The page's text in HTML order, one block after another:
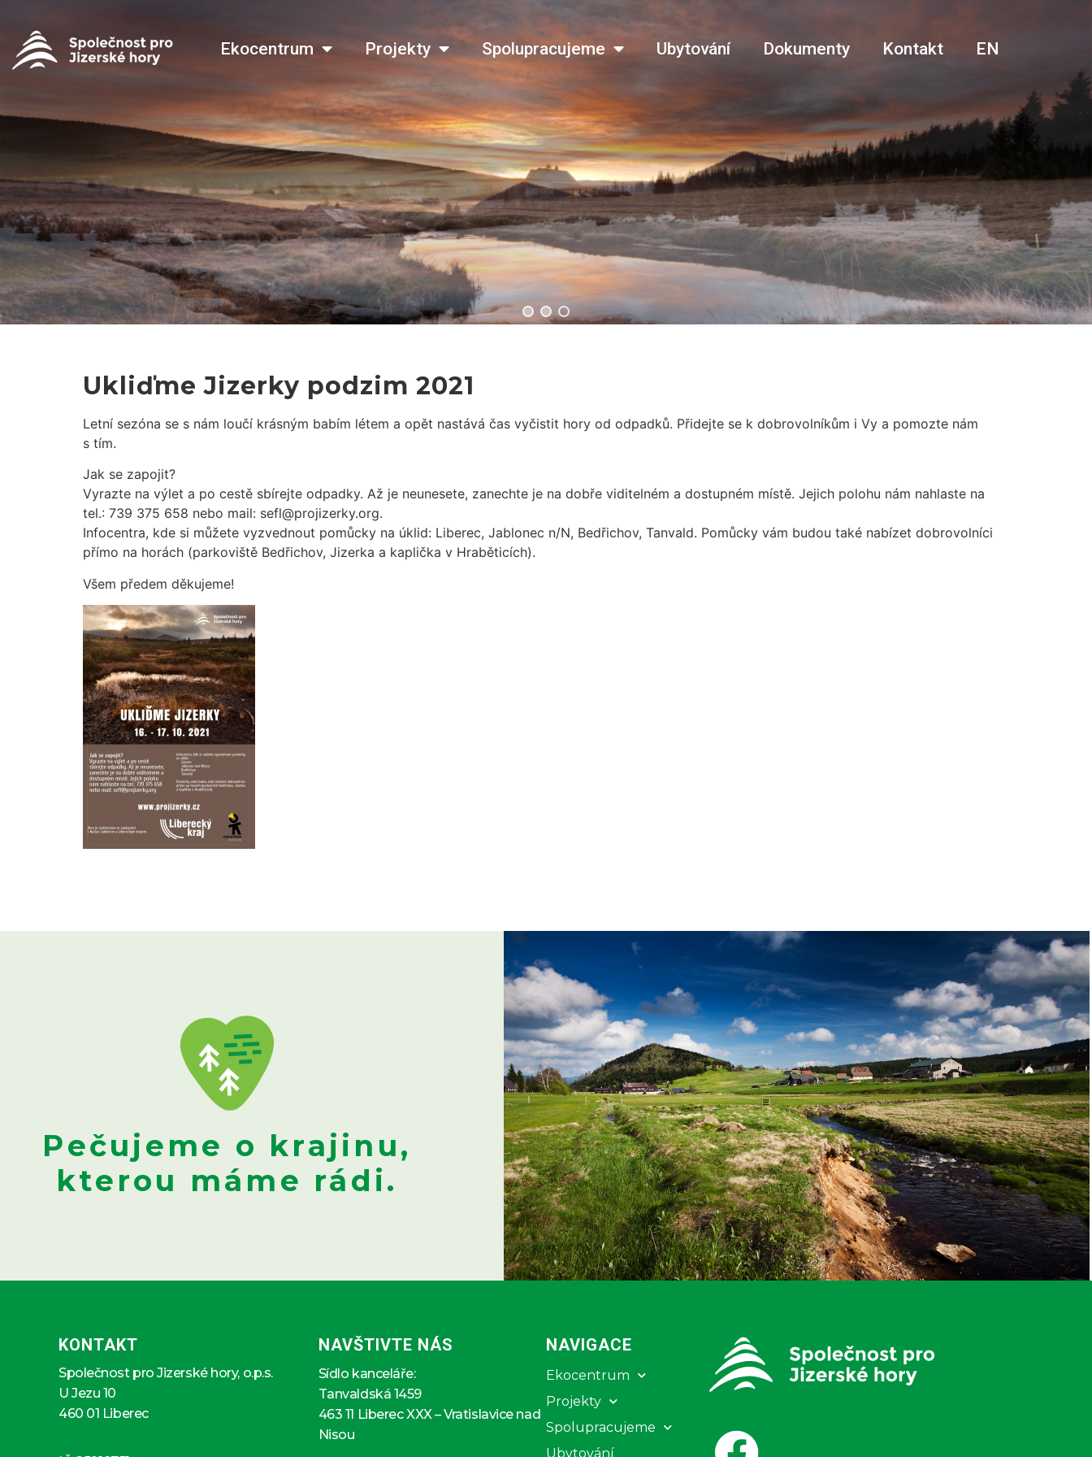
Ekocentrum Projekty Spolupracujeme Ubytování Dokumenty Kontakt EN
Ukliďme Jizerky podzim 2021
Letní sezóna se s nám loučí krásným babím létem a opět nastává čas vyčistit hory od odpadků. Přidejte se k dobrovolníkům i Vy a pomozte nám
s tím.
Jak se zapojit?
Vyrazte na výlet a po cestě sbírejte odpadky. Až je neunesete, zanechte je na dobře viditelném a dostupném místě. Jejich polohu nám nahlaste na
tel.: 739 375 658 nebo mail: sefl@projizerky.org.
Infocentra, kde si můžete vyzvednout pomůcky na úklid: Liberec, Jablonec n/N, Bedřichov, Tanvald. Pomůcky vám budou také nabízet dobrovolníci
přímo na horách (parkoviště Bedřichov, Jizerka a kaplička v Hraběticích).
Všem předem děkujeme!
Pečujeme o krajinu,
kterou máme rádi.
KONTAKT
Společnost pro Jizerské hory, o.p.s.
U Jezu 10
460 01 Liberec
NAVŠTIVTE NÁS
Sídlo kanceláře:
Tanvaldská 1459
463 11 Liberec XXX – Vratislavice nad
Nisou
NAVIGACE
Ekocentrum
Projekty
Spolupracujeme
Ubytování